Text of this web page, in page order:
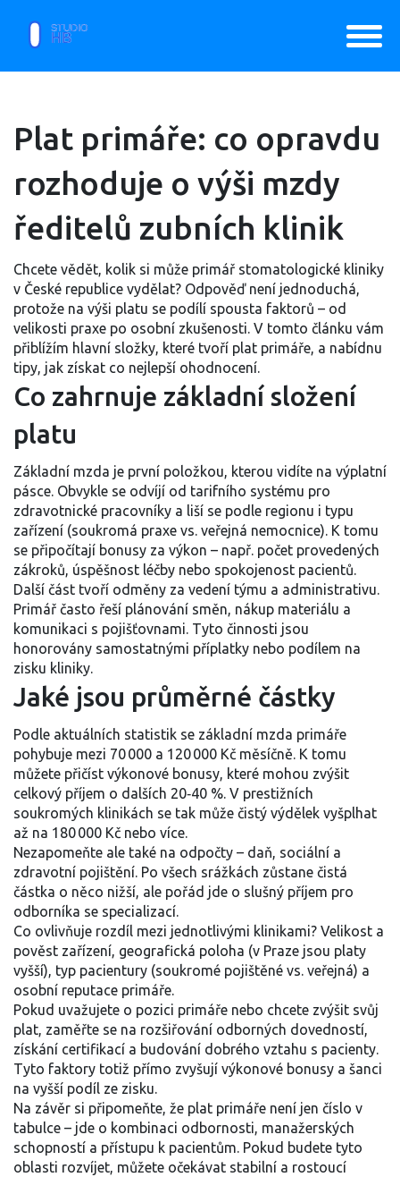
Plat primáře: co opravdu
rozhoduje o výši mzdy
ředitelů zubních klinik
Chcete vědět, kolik si může primář stomatologické kliniky
v České republice vydělat? Odpověď není jednoduchá,
protože na výši platu se podílí spousta faktorů – od
velikosti praxe po osobní zkušenosti. V tomto článku vám
přiblížím hlavní složky, které tvoří plat primáře, a nabídnu
tipy, jak získat co nejlepší ohodnocení.
Co zahrnuje základní složení
platu
Základní mzda je první položkou, kterou vidíte na výplatní
pásce. Obvykle se odvíjí od tarifního systému pro
zdravotnické pracovníky a liší se podle regionu i typu
zařízení (soukromá praxe vs. veřejná nemocnice). K tomu
se připočítají bonusy za výkon – např. počet provedených
zákroků, úspěšnost léčby nebo spokojenost pacientů.
Další část tvoří odměny za vedení týmu a administrativu.
Primář často řeší plánování směn, nákup materiálu a
komunikaci s pojišťovnami. Tyto činnosti jsou
honorovány samostatnými příplatky nebo podílem na
zisku kliniky.
Jaké jsou průměrné částky
Podle aktuálních statistik se základní mzda primáře
pohybuje mezi 70 000 a 120 000 Kč měsíčně. K tomu
můžete přičíst výkonové bonusy, které mohou zvýšit
celkový příjem o dalších 20‑40 %. V prestižních
soukromých klinikách se tak může čistý výdělek vyšplhat
až na 180 000 Kč nebo více.
Nezapomeňte ale také na odpočty – daň, sociální a
zdravotní pojištění. Po všech srážkách zůstane čistá
částka o něco nižší, ale pořád jde o slušný příjem pro
odborníka se specializací.
Co ovlivňuje rozdíl mezi jednotlivými klinikami? Velikost a
pověst zařízení, geografická poloha (v Praze jsou platy
vyšší), typ pacientury (soukromé pojištěné vs. veřejná) a
osobní reputace primáře.
Pokud uvažujete o pozici primáře nebo chcete zvýšit svůj
plat, zaměřte se na rozšiřování odborných dovedností,
získání certifikací a budování dobrého vztahu s pacienty.
Tyto faktory totiž přímo zvyšují výkonové bonusy a šanci
na vyšší podíl ze zisku.
Na závěr si připomeňte, že plat primáře není jen číslo v
tabulce – jde o kombinaci odbornosti, manažerských
schopností a přístupu k pacientům. Pokud budete tyto
oblasti rozvíjet, můžete očekávat stabilní a rostoucí